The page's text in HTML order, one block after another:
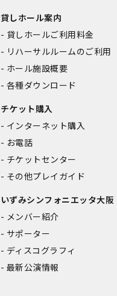
貸しホール案内
貸しホールご利用料金
リハーサルルームのご利用
ホール施設概要
各種ダウンロード
チケット購入
インターネット購入
お電話
チケットセンター
その他プレイガイド
いずみシンフォニエッタ大阪
メンバー紹介
サポーター
ディスコグラフィ
最新公演情報